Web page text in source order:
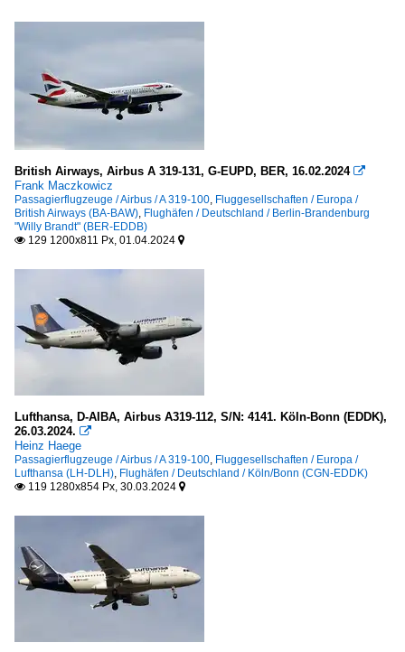
British Airways, Airbus A 319-131, G-EUPD, BER, 16.02.2024 
Frank Maczkowicz
Passagierflugzeuge / Airbus / A 319-100, Fluggesellschaften / Europa /
British Airways (BA-BAW), Flughäfen / Deutschland / Berlin-Brandenburg
"Willy Brandt" (BER-EDDB)
 129 1200x811 Px, 01.04.2024 
Lufthansa, D-AIBA, Airbus A319-112, S/N: 4141. Köln-Bonn (EDDK),
26.03.2024. 
Heinz Haege
Passagierflugzeuge / Airbus / A 319-100, Fluggesellschaften / Europa /
Lufthansa (LH-DLH), Flughäfen / Deutschland / Köln/Bonn (CGN-EDDK)
 119 1280x854 Px, 30.03.2024 